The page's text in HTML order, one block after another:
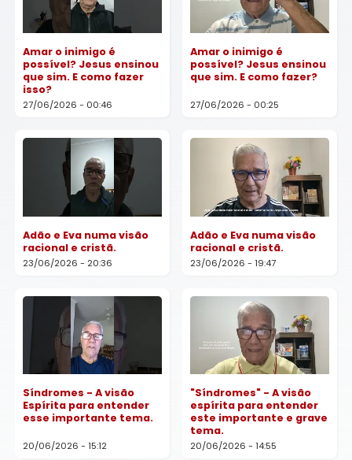
Amar o inimigo é
possível? Jesus ensinou
que sim. E como fazer
isso?
27/06/2026 - 00:46
Amar o inimigo é
possível? Jesus ensinou
que sim. E como fazer?
27/06/2026 - 00:25
Adão e Eva numa visão
racional e cristã.
23/06/2026 - 20:36
Adão e Eva numa visão
racional e cristã.
23/06/2026 - 19:47
Síndromes - A visão
Espírita para entender
esse importante tema.
20/06/2026 - 15:12
"Síndromes" - A visão
espírita para entender
este importante e grave
tema.
20/06/2026 - 14:55